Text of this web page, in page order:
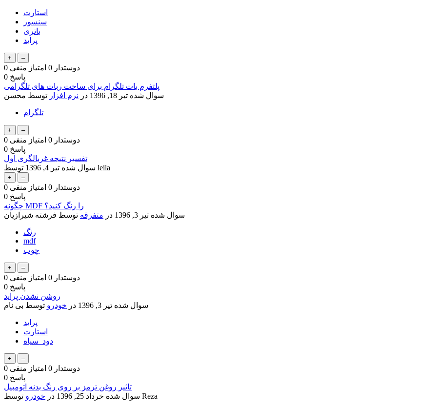
استارت
سنسور
باتری
پراید
0 دوستدار 0 امتیاز منفی
0 پاسخ
پلتفرم بات تلگرام برای ساخت ربات های تلگرامی
سوال شده تیر 18, 1396 در نرم افزار توسط محسن
تلگرام
0 دوستدار 0 امتیاز منفی
0 پاسخ
تفسیر نتیجه غربالگری اول
سوال شده تیر 4, 1396 leila
0 دوستدار 0 امتیاز منفی
0 پاسخ
چگونه MDF را رنگ کنید؟
سوال شده تیر 3, 1396 در متفرقه توسط فرشته شیرازیان
رنگ
mdf
چوب
0 دوستدار 0 امتیاز منفی
0 پاسخ
روشن نشدن پراید
سوال شده تیر 3, 1396 در خودرو توسط بی نام
پراید
استارت
دود_سیاه
0 دوستدار 0 امتیاز منفی
0 پاسخ
تاثیر روغن ترمز بر روی رنگ بدنه اتومبیل
سوال شده خرداد 25, 1396 در خودرو Reza